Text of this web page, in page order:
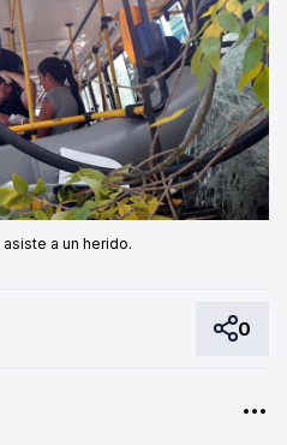
a un herido.
0